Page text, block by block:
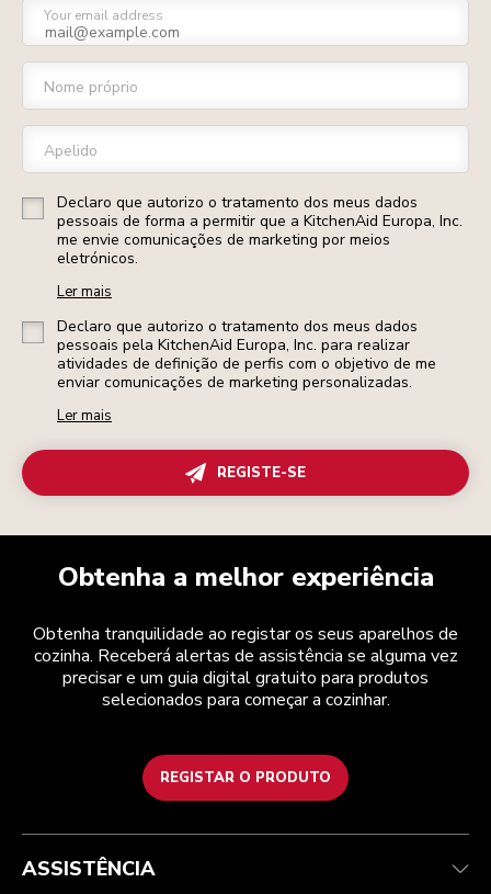
Your email address
Nome próprio
Apelido
Declaro que autorizo o tratamento dos meus dados
pessoais de forma a permitir que a KitchenAid Europa, Inc.
me envie comunicações de marketing por meios
eletrónicos.
Ler mais
Declaro que autorizo o tratamento dos meus dados
pessoais pela KitchenAid Europa, Inc. para realizar
atividades de definição de perfis com o objetivo de me
enviar comunicações de marketing personalizadas.
Ler mais
REGISTE-SE
Obtenha a melhor experiência
Obtenha tranquilidade ao registar os seus aparelhos de
cozinha. Receberá alertas de assistência se alguma vez
precisar e um guia digital gratuito para produtos
selecionados para começar a cozinhar.
REGISTAR O PRODUTO
Health Check
Atendimento ao cliente
Acompanhar a sua encomenda
Garantia e documentos
Termos e condições
Envio e entrega
Devoluções e reembolsos
Marca
A marca
A nossa história
ASSISTÊNCIA